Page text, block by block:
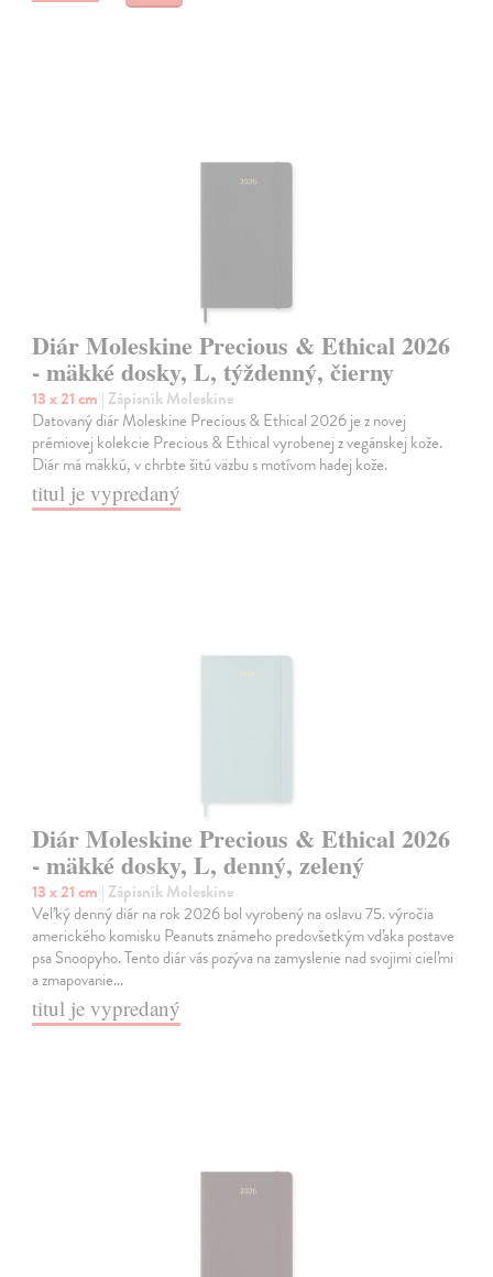
Diár Moleskine Precious & Ethical 2026
- mäkké dosky, L, týždenný, čierny
13 x 21 cm | Zápisník Moleskine
Datovaný diár Moleskine Precious & Ethical 2026 je z novej
prémiovej kolekcie Precious & Ethical vyrobenej z vegánskej kože.
Diár má mäkkú, v chrbte šitú väzbu s motívom hadej kože.
titul je vypredaný
Diár Moleskine Precious & Ethical 2026
- mäkké dosky, L, denný, zelený
13 x 21 cm | Zápisník Moleskine
Veľký denný diár na rok 2026 bol vyrobený na oslavu 75. výročia
amerického komisku Peanuts známeho predovšetkým vďaka postave
psa Snoopyho. Tento diár vás pozýva na zamyslenie nad svojimi cieľmi
a zmapovanie…
titul je vypredaný